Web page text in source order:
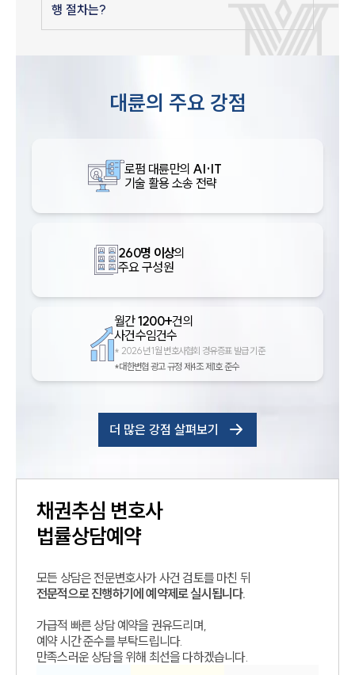
행 절차는?
대륜의 주요 강점
로펌 대륜만의 AI·IT
기술 활용 소송 전략
260명 이상의
주요 구성원
월간1200+건의
사건수임건수
* 2026년 1월 변호사협회 경유증표 발급 기준
*대한변협 광고 규정 제4조 제1호 준수
더 많은 강점 살펴보기
채권추심 변호사
법률상담예약
모든 상담은 전문변호사가 사건 검토를 마친 뒤
전문적으로 진행하기에 예약제로 실시됩니다.
가급적 빠른 상담 예약을 권유드리며,
예약 시간 준수를 부탁드립니다.
만족스러운 상담을 위해 최선을 다하겠습니다.